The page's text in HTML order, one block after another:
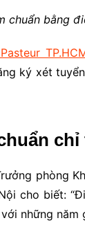
chuẩn bằng
ký xét
chỉ
phòng
cho biết:
những năm